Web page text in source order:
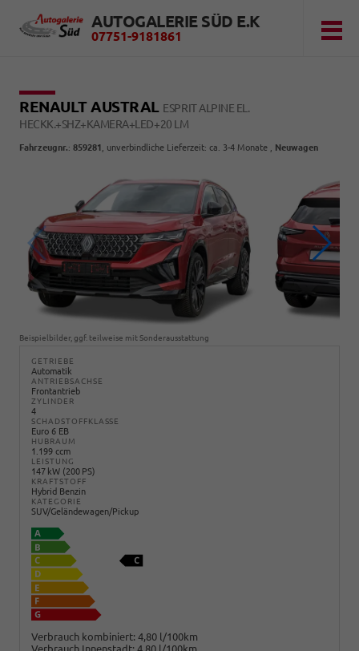
AUTOGALERIE SÜD E.K
07751-9181861
RENAULT AUSTRAL ESPRIT ALPINE EL.
HECKK.+SHZ+KAMERA+LED+20 LM
Fahrzeugnr.: 859281 , unverbindliche Lieferzeit: ca. 3-4 Monate , Neuwagen
Beispielbilder, ggf. teilweise mit Sonderausstattung
GETRIEBE
Automatik
ANTRIEBSACHSE
Frontantrieb
ZYLINDER
4
SCHADSTOFFKLASSE
Euro 6 EB
HUBRAUM
1.199 ccm
LEISTUNG
147 kW (200 PS)
KRAFTSTOFF
Hybrid Benzin
KATEGORIE
SUV/Geländewagen/Pickup
Verbrauch kombiniert: 4,80 l/100km
Verbrauch Innenstadt: 4,80 l/100km